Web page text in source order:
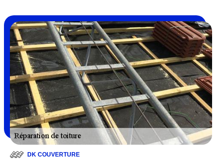
DK COUVERTURE